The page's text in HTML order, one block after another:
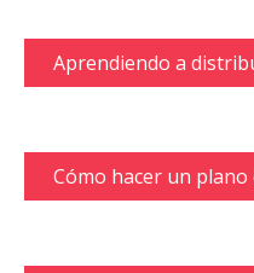
Aprendiendo a
Cómo hacer un plano